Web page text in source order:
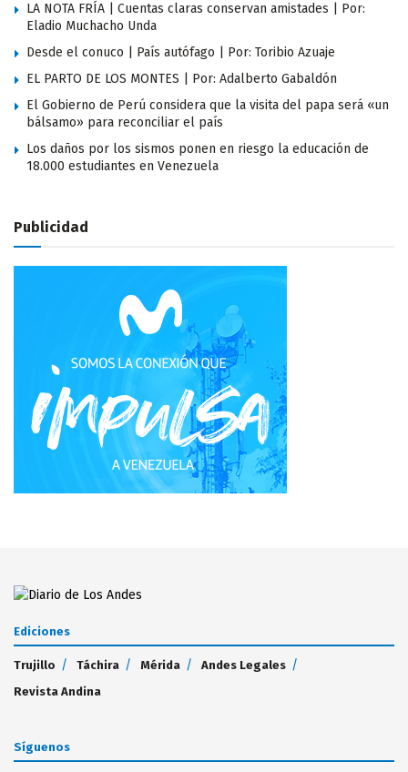
LA NOTA FRÍA | Cuentas claras conservan amistades | Por:
Eladio Muchacho Unda
Desde el conuco | País autófago | Por: Toribio Azuaje
EL PARTO DE LOS MONTES | Por: Adalberto Gabaldón
El Gobierno de Perú considera que la visita del papa será «un
bálsamo» para reconciliar el país
Los daños por los sismos ponen en riesgo la educación de
18.000 estudiantes en Venezuela
Publicidad
Ediciones
Trujillo Táchira Mérida
Andes Legales
Revista Andina
Síguenos